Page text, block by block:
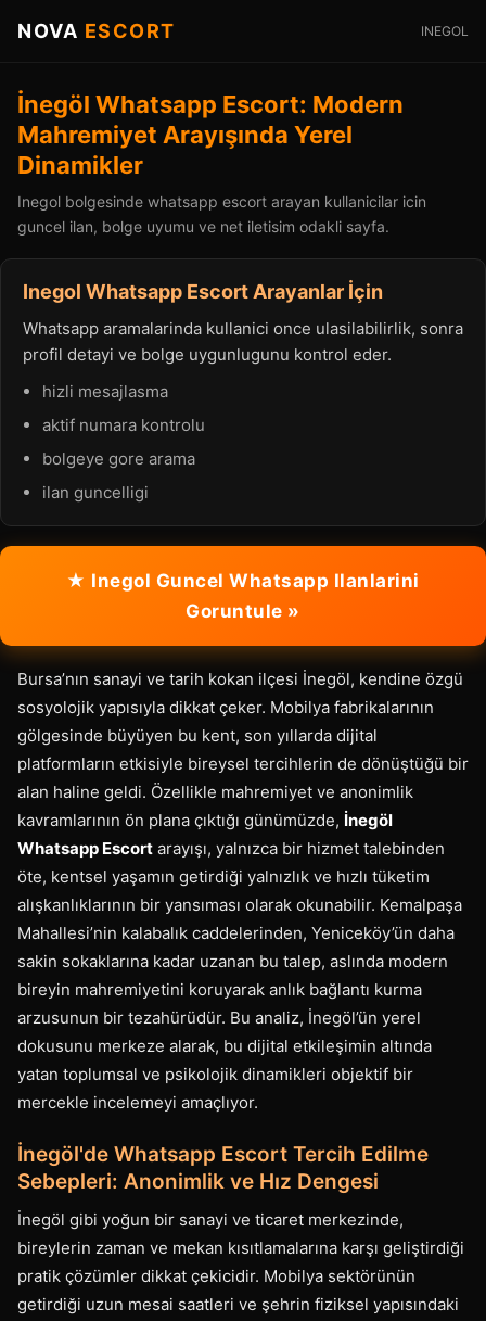
NOVA ESCORT INEGOL
İnegöl Whatsapp Escort: Modern
Mahremiyet Arayışında Yerel
Dinamikler
Inegol bolgesinde whatsapp escort arayan kullanicilar icin
guncel ilan, bolge uyumu ve net iletisim odakli sayfa.
Inegol Whatsapp Escort Arayanlar İçin
Whatsapp aramalarinda kullanici once ulasilabilirlik, sonra
profil detayi ve bolge uygunlugunu kontrol eder.
hizli mesajlasma
aktif numara kontrolu
bolgeye gore arama
ilan guncelligi
★ Inegol Guncel Whatsapp Ilanlarini
Goruntule »
Bursa’nın sanayi ve tarih kokan ilçesi İnegöl, kendine özgü
sosyolojik yapısıyla dikkat çeker. Mobilya fabrikalarının
gölgesinde büyüyen bu kent, son yıllarda dijital
platformların etkisiyle bireysel tercihlerin de dönüştüğü bir
alan haline geldi. Özellikle mahremiyet ve anonimlik
kavramlarının ön plana çıktığı günümüzde, İnegöl
Whatsapp Escort arayışı, yalnızca bir hizmet talebinden
öte, kentsel yaşamın getirdiği yalnızlık ve hızlı tüketim
alışkanlıklarının bir yansıması olarak okunabilir. Kemalpaşa
Mahallesi’nin kalabalık caddelerinden, Yeniceköy’ün daha
sakin sokaklarına kadar uzanan bu talep, aslında modern
bireyin mahremiyetini koruyarak anlık bağlantı kurma
arzusunun bir tezahürüdür. Bu analiz, İnegöl’ün yerel
dokusunu merkeze alarak, bu dijital etkileşimin altında
yatan toplumsal ve psikolojik dinamikleri objektif bir
mercekle incelemeyi amaçlıyor.
İnegöl'de Whatsapp Escort Tercih Edilme
Sebepleri: Anonimlik ve Hız Dengesi
İnegöl gibi yoğun bir sanayi ve ticaret merkezinde,
bireylerin zaman ve mekan kısıtlamalarına karşı geliştirdiği
pratik çözümler dikkat çekicidir. Mobilya sektörünün
getirdiği uzun mesai saatleri ve şehrin fiziksel yapısındaki